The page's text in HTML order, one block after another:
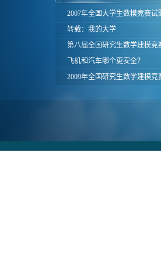
2007年全国大学生数模竞赛试
面
转载：我的大学
第八届全国研究生数学建模竞
告
飞机和汽车哪个更安全？
2009年全国研究生数学建模竞